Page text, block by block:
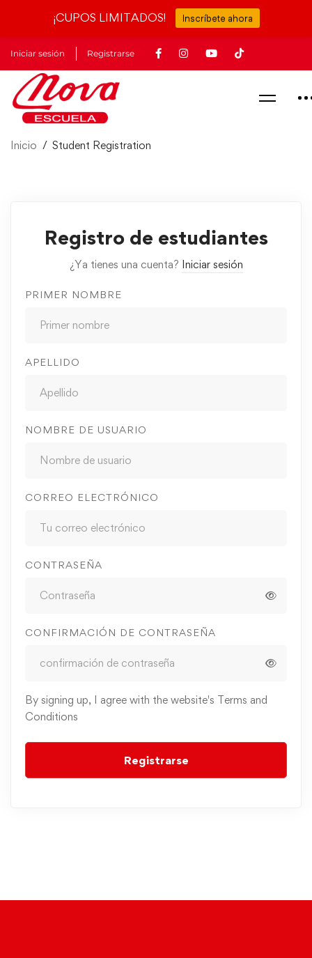
Iniciar sesión Registrarse
Inicio Student Registration
Registro de estudiantes
¿Ya tienes una cuenta? Iniciar sesión
PRIMER NOMBRE
APELLIDO
NOMBRE DE USUARIO
CORREO ELECTRÓNICO
CONTRASEÑA
CONFIRMACIÓN DE CONTRASEÑA
By signing up, I agree with the website's Terms and
Conditions
Registrarse
¡CUPOS LIMITADOS! Inscríbete ahora